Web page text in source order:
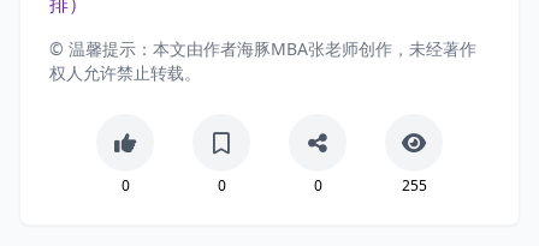
© 温馨提示：本文由作者海豚MBA张老师创作，未经著作
权人允许禁止转载。
0 0 0 255